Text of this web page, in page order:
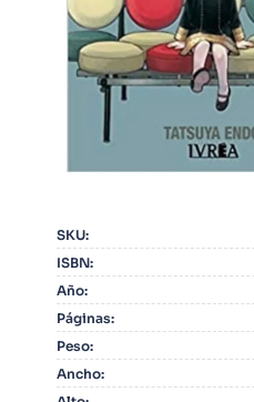
SKU:
ISBN:
Año:
Páginas:
Peso:
Ancho: